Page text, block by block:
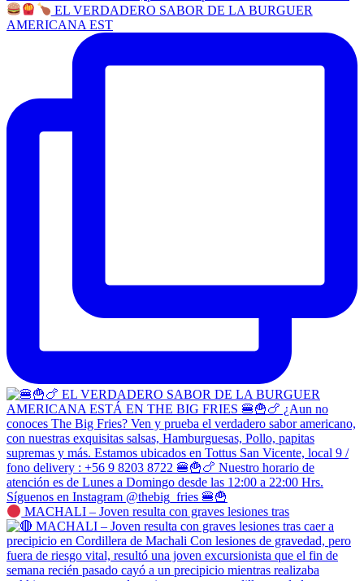
EL VERDADERO SABOR DE LA BURGUER
AMERICANA EST
MACHALI – Joven resulta con graves lesiones tras